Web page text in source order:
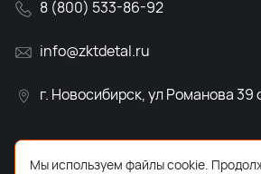
8 (800) 533-86-92
info@zktdetal.ru
г. Новосибирск, ул Романова 39
Мы используем файлы cookie.